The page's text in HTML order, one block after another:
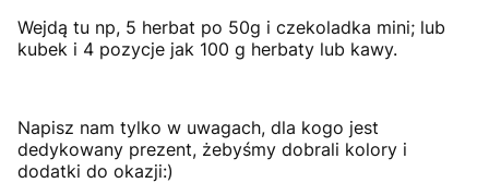
Wejdą tu np, 5 herbat po 50g i czekoladka mini; lub
kubek i 4 pozycje jak 100 g herbaty lub kawy.
Napisz nam tylko w uwagach, dla kogo jest
dedykowany prezent, żebyśmy dobrali kolory i
dodatki do okazji:)